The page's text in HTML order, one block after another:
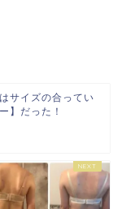
サイズの合ってい
】だった！
ＬＩＮＥ